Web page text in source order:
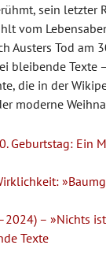
sein letzter
vom
Austers Tod am
bleibende Texte
die in der
moderne
Geburtstag: Ein
– »Nichts
Texte